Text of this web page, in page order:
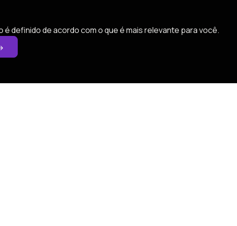
é definido de acordo com o que é mais relevante para você.